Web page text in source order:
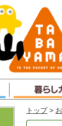
トップ >